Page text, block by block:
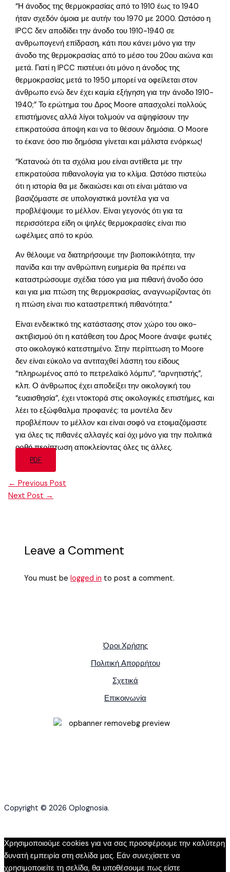
“Η άνοδος της θερμοκρασίας από το 1910 έως το 1940
ήταν σχεδόν όμοια με αυτήν του 1970 με 2000. Ωστόσο η
IPCC δεν αποδίδει την άνοδο του 1910-1940 σε
ανθρωπογενή επίδραση, κάτι που κάνει μόνο για την
άνοδο της θερμοκρασίας από το μέσο του 20ου αιώνα και
μετά. Γιατί η IPCC πιστέυει ότι μόνο η άνοδος της
θερμοκρασίας μετά το 1950 μπορεί να οφείλεται στον
άνθρωπο ενώ δεν έχει καμία εξήγηση για την άνοδο 1910-
1940;” Το ερώτημα του Δρος Moore απασχολεί πολλούς
επιστήμονες αλλά λίγοι τολμούν να αψηφίσουν την
επικρατούσα άποψη και να το θέσουν δημόσια. Ο Moore
το έκανε όσο πιο δημόσια γίνεται και μάλιστα ενόρκως!
“Κατανοώ ότι τα σχόλια μου είναι αντίθετα με την
επικρατούσα πιθανολογία για το κλίμα. Ωστόσο πιστεύω
ότι η ιστορία θα με δικαιώσει και οτι είναι μάταιο να
βασιζόμαστε σε υπολογιστικά μοντέλα για να
προβλέψουμε το μέλλον. Είναι γεγονός ότι για τα
περισσότερα είδη οι ψηλές θερμοκρασίες είναι πιο
ωφέλιμες από το κρύο.
Αν θέλουμε να διατηρήσουμε την βιοποικιλότητα, την
πανίδα και την ανθρώπινη ευημερία θα πρέπει να
καταστρώσουμε σχέδια τόσο για μια πιθανή άνοδο όσο
και για μια πτώση της θερμοκρασίας, αναγνωρίζοντας ότι
η πτώση είναι πιο καταστρεπτική πιθανότητα.”
Είναι ενδεικτικό της κατάστασης στον χώρο του οικο-
ακτιβισμού ότι η κατάθεση του Δρος Moore άναψε φωτιές
στο οικολογικό κατεστημένο. Στην περίπτωση το Moore
δεν είναι εύκολο να αντιταχθεί λάσπη του είδους
“πληρωμένος από το πετρελαϊκό λόμπυ”, “αρνητιστής”,
κλπ. Ο άνθρωπος έχει αποδείξει την οικολογική του
“ευαισθησία”, έχει ντοκτορά στις οικολογικές επιστήμες, και
λέει το εξώφθαλμα προφανές: τα μοντέλα δεν
προβλέπουν το μέλλον και είναι σοφό να ετοιμαζόμαστε
για όλες τις πιθανές αλλαγές καί όχι μόνο για την πολιτικά
ορθή περίπτωση αποκλείοντας όλες τις άλλες.
PDF
← Previous Post
Next Post →
Leave a Comment
You must belogged in to post a comment.
Όροι Χρήσης
Πολιτική Απορρήτου
Σχετικά
Επικοινωνία
Copyright © 2026 Oplognosia.
Χρησιμοποιούμε cookies για να σας προσφέρουμε την καλύτερη
δυνατή εμπειρία στη σελίδα μας. Εάν συνεχίσετε να
χρησιμοποιείτε τη σελίδα, θα υποθέσουμε πως είστε